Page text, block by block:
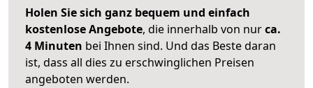
Holen Sie sich ganz bequem und einfach
kostenlose Angebote, die innerhalb von nurca.
4 Minuten bei Ihnen sind. Und das Beste daran
ist, dass all dies zu erschwinglichen Preisen
angeboten werden.